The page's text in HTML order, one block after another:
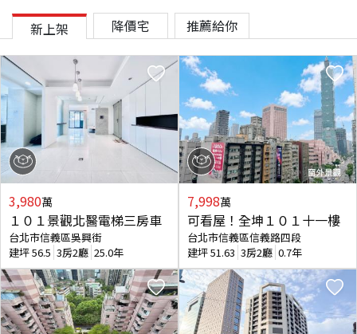
新上架 降價宅 推薦給你
3,980萬
１０１景觀北醫電梯三房車
台北市信義區吳興街
建坪56.5 3房2廳 25.0年
7,998萬
可看屋！全坤１０１十一樓
台北市信義區信義路四段
建坪51.63 3房2廳 0.7年